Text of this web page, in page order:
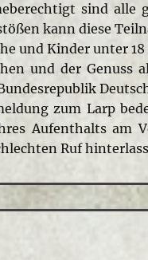
sind alle
kann diese
und Kinder unter
und der Genuss
zum Larp
Aufenthalts am
Ruf